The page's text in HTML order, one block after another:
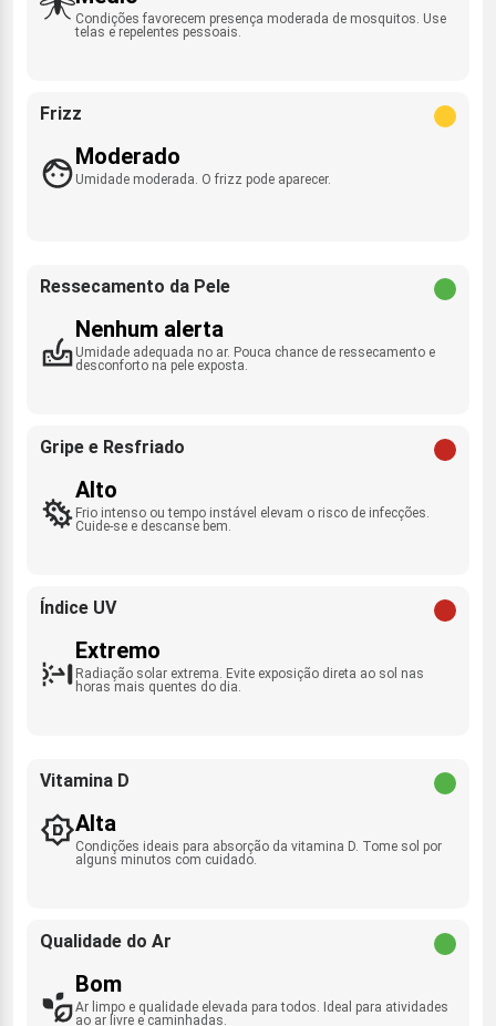
Condições favorecem presença moderada de mosquitos. Use
telas e repelentes pessoais.
Frizz
Moderado
Umidade moderada. O frizz pode aparecer.
Ressecamento da Pele
Nenhum alerta
Umidade adequada no ar. Pouca chance de ressecamento e
desconforto na pele exposta.
Gripe e Resfriado
Alto
Frio intenso ou tempo instável elevam o risco de infecções.
Cuide-se e descanse bem.
Índice UV
Extremo
Radiação solar extrema. Evite exposição direta ao sol nas
horas mais quentes do dia.
Vitamina D
Alta
Condições ideais para absorção da vitamina D. Tome sol por
alguns minutos com cuidado.
Qualidade do Ar
Bom
Ar limpo e qualidade elevada para todos. Ideal para atividades
ao ar livre e caminhadas.